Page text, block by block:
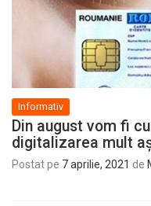
Informativ
Din august vom fi
digitalizarea mult
Postat pe 7 aprilie, 2021 de